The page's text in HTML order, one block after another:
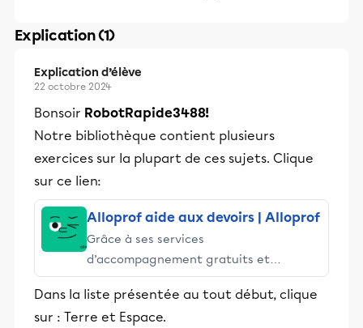
Explication (1)
Explication d’élève
22 octobre 2024
Bonsoir RobotRapide3488!
Notre bibliothèque contient plusieurs
exercices sur la plupart de ces sujets. Clique
sur ce lien:
Alloprof aide aux devoirs | Alloprof
Grâce à ses services
d’accompagnement gratuits et
stimulants, Alloprof engage les élèves
et leurs parents dans la réussite
éducative.
Dans la liste présentée au tout début, clique
sur : Terre et Espace.